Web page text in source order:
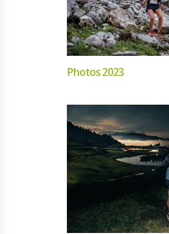
Photos 2023